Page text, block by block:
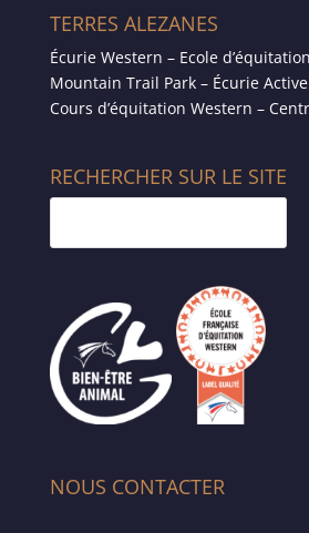
TERRES ALEZANES
Écurie Western – Ecole
Mountain Trail Park – Écurie
Cours d’équitation Western –
RECHERCHER SUR LE SITE
NOUS CONTACTER